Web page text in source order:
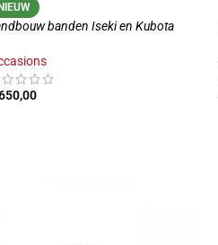
NIEUW
banden Iseki en Kubota